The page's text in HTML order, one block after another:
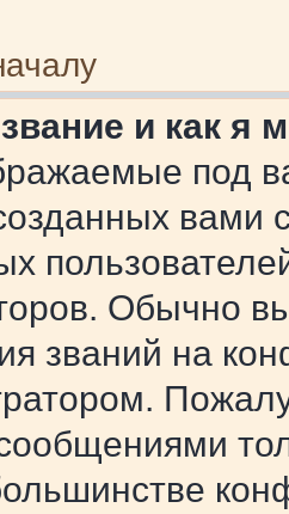
и как я
под
Обычно
званий на